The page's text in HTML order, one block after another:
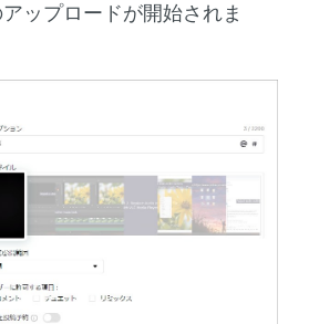
ップロードが開始されま